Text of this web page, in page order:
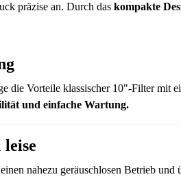
präzise an. Durch das kompakte
die Vorteile klassischer 10"-Filter mit
und einfache Wartung.
nahezu geräuschlosen Betrieb und